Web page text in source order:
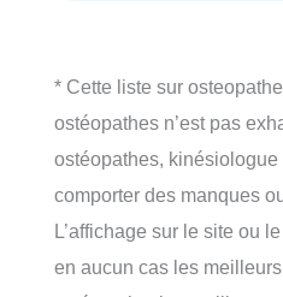
* Cette liste sur
ostéopathes n’est pas
ostéopathes,
comporter des manques
L’affichage sur le site ou
en aucun cas les meilleurs